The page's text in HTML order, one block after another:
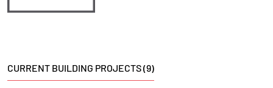
CURRENT BUILDING PROJECTS (9)